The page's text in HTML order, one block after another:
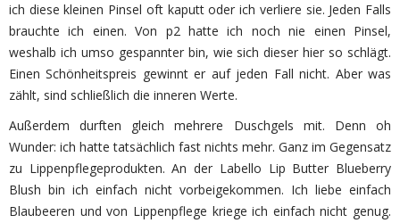
ich diese kleinen Pinsel oft kaputt oder ich verliere sie. Jeden Falls
brauchte ich einen. Von p2 hatte ich noch nie einen Pinsel,
weshalb ich umso gespannter bin, wie sich dieser hier so schlägt.
Einen Schönheitspreis gewinnt er auf jeden Fall nicht. Aber was
zählt, sind schließlich die inneren Werte.
Außerdem durften gleich mehrere Duschgels mit. Denn oh
Wunder: ich hatte tatsächlich fast nichts mehr. Ganz im Gegensatz
zu Lippenpflegeprodukten. An der Labello Lip Butter Blueberry
Blush bin ich einfach nicht vorbeigekommen. Ich liebe einfach
Blaubeeren und von Lippenpflege kriege ich einfach nicht genug.